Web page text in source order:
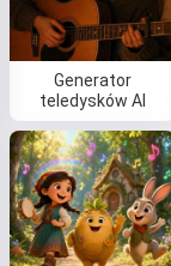
Generator
teledysków AI